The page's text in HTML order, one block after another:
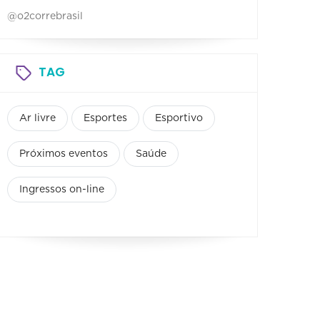
@o2correbrasil
TAG
Ar livre Esportes Esportivo
Próximos eventos Saúde
Ingressos on-line